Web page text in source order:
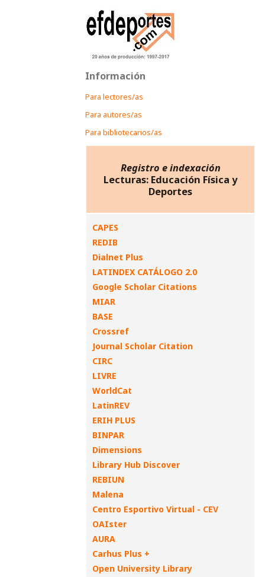
Información
Para lectores/as
Para autores/as
Para bibliotecarios/as
Registro e indexación
Lecturas: Educación Física y
Deportes
CAPES
REDIB
Dialnet Plus
LATINDEX CATÁLOGO 2.0
Google Scholar Citations
MIAR
BASE
Crossref
Journal Scholar Citation
CIRC
LIVRE
WorldCat
LatinREV
ERIH PLUS
BINPAR
Dimensions
Library Hub Discover
REBIUN
Malena
Centro Esportivo Virtual - CEV
OAIster
AURA
Carhus Plus +
Open University Library